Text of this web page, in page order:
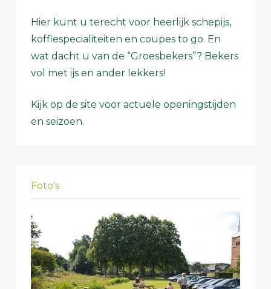
Hier kunt u terecht voor heerlijk schepijs,
koffiespecialiteiten en coupes to go. En
wat dacht u van de “Groesbekers”? Bekers
vol met ijs en ander lekkers!
Kijk op de site voor actuele openingstijden
en seizoen.
Foto's